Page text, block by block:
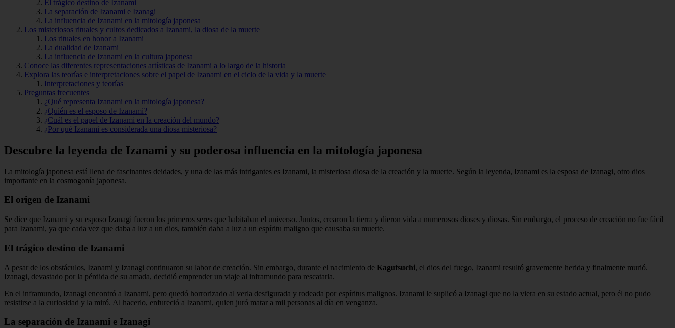
El trágico destino de Izanami
La separación de Izanami e Izanagi
La influencia de Izanami en la mitología japonesa
Los misteriosos rituales y cultos dedicados a Izanami, la diosa de la muerte
Los rituales en honor a Izanami
La dualidad de Izanami
La influencia de Izanami en la cultura japonesa
Conoce las diferentes representaciones artísticas de Izanami a lo largo de la historia
Explora las teorías e interpretaciones sobre el papel de Izanami en el ciclo de la vida y la muerte
Interpretaciones y teorías
Preguntas frecuentes
¿Qué representa Izanami en la mitología japonesa?
¿Quién es el esposo de Izanami?
¿Cuál es el papel de Izanami en la creación del mundo?
¿Por qué Izanami es considerada una diosa misteriosa?
Descubre la leyenda de Izanami y su poderosa influencia en la mitología japonesa
La mitología japonesa está llena de fascinantes deidades, y una de las más intrigantes es Izanami, la misteriosa diosa de la creación y la muerte. Según la leyenda, Izanami es la esposa de Izanagi, otro dios
importante en la cosmogonía japonesa.
El origen de Izanami
Se dice que Izanami y su esposo Izanagi fueron los primeros seres que habitaban el universo. Juntos, crearon la tierra y dieron vida a numerosos dioses y diosas. Sin embargo, el proceso de creación no fue fácil
para Izanami, ya que cada vez que daba a luz a un dios, también daba a luz a un espíritu maligno que causaba su muerte.
El trágico destino de Izanami
A pesar de los obstáculos, Izanami y Izanagi continuaron su labor de creación. Sin embargo, durante el nacimiento de Kagutsuchi, el dios del fuego, Izanami resultó gravemente herida y finalmente murió.
Izanagi, devastado por la pérdida de su amada, decidió emprender un viaje al inframundo para rescatarla.
En el inframundo, Izanagi encontró a Izanami, pero quedó horrorizado al verla desfigurada y rodeada por espíritus malignos. Izanami le suplicó a Izanagi que no la viera en su estado actual, pero él no pudo
resistirse a la curiosidad y la miró. Al hacerlo, enfureció a Izanami, quien juró matar a mil personas al día en venganza.
La separación de Izanami e Izanagi